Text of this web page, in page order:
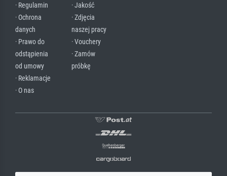
· Regulamin
· Ochrona
danych
· Prawo do
odstąpienia
od umowy
· Reklamacje
· O nas
· Jakość
· Zdjęcia
naszej pracy
· Vouchery
· Zamów
próbkę